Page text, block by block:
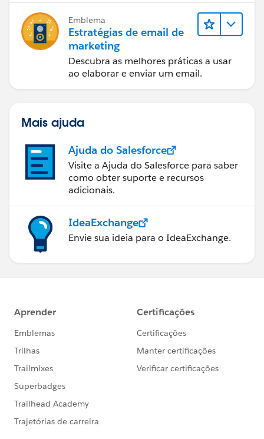
Emblema
Estratégias de email de
marketing
Descubra as melhores práticas a usar
ao elaborar e enviar um email.
Mais ajuda
Ajuda do Salesforce
Visite a Ajuda do Salesforce para saber
como obter suporte e recursos
adicionais.
IdeaExchange
Envie sua ideia para o IdeaExchange.